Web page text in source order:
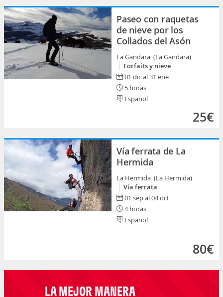
Paseo con raquetas
de nieve por los
Collados del Asón
La Gandara (La Gandara)
Forfaits y nieve
01 dic al 31 ene
5 horas
Español
25€
Vía ferrata de La
Hermida
La Hermida (La Hermida)
Vía ferrata
01 sep al 04 oct
4 horas
Español
80€
LA MEJOR MANERA